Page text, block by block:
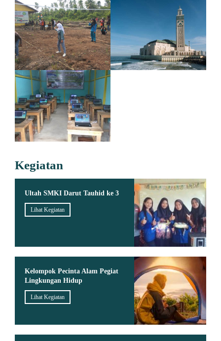
Kegiatan
Ultah SMKI Darut Tauhid ke 3
Lihat Kegiatan
Kelompok Pecinta Alam Pegiat
Lingkungan Hidup
Lihat Kegiatan